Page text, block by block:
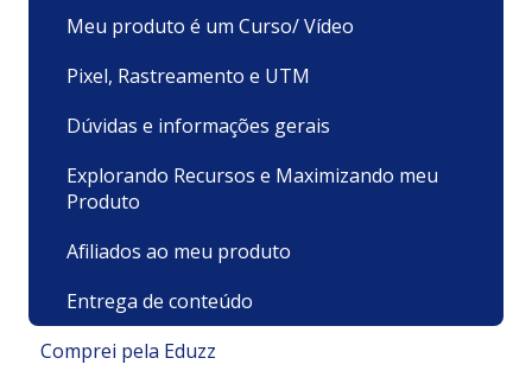
Meu produto é um Curso/ Vídeo
Pixel, Rastreamento e UTM
Dúvidas e informações gerais
Explorando Recursos e Maximizando meu
Produto
Afiliados ao meu produto
Entrega de conteúdo
Comprei pela Eduzz